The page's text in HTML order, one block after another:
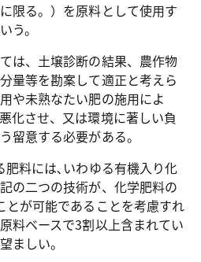
限る。）を原料として使用す
う。
は、土壌診断の結果、農作物
量等を勘案して適正と考えら
や未熟なたい肥の施用によ
化させ、又は環境に著しい負
留意する必要がある。
肥料には､いわゆる有機入り化
の二つの技術が、化学肥料の
とが可能であることを考慮すれ
料ベースで3割以上含まれてい
ましい。